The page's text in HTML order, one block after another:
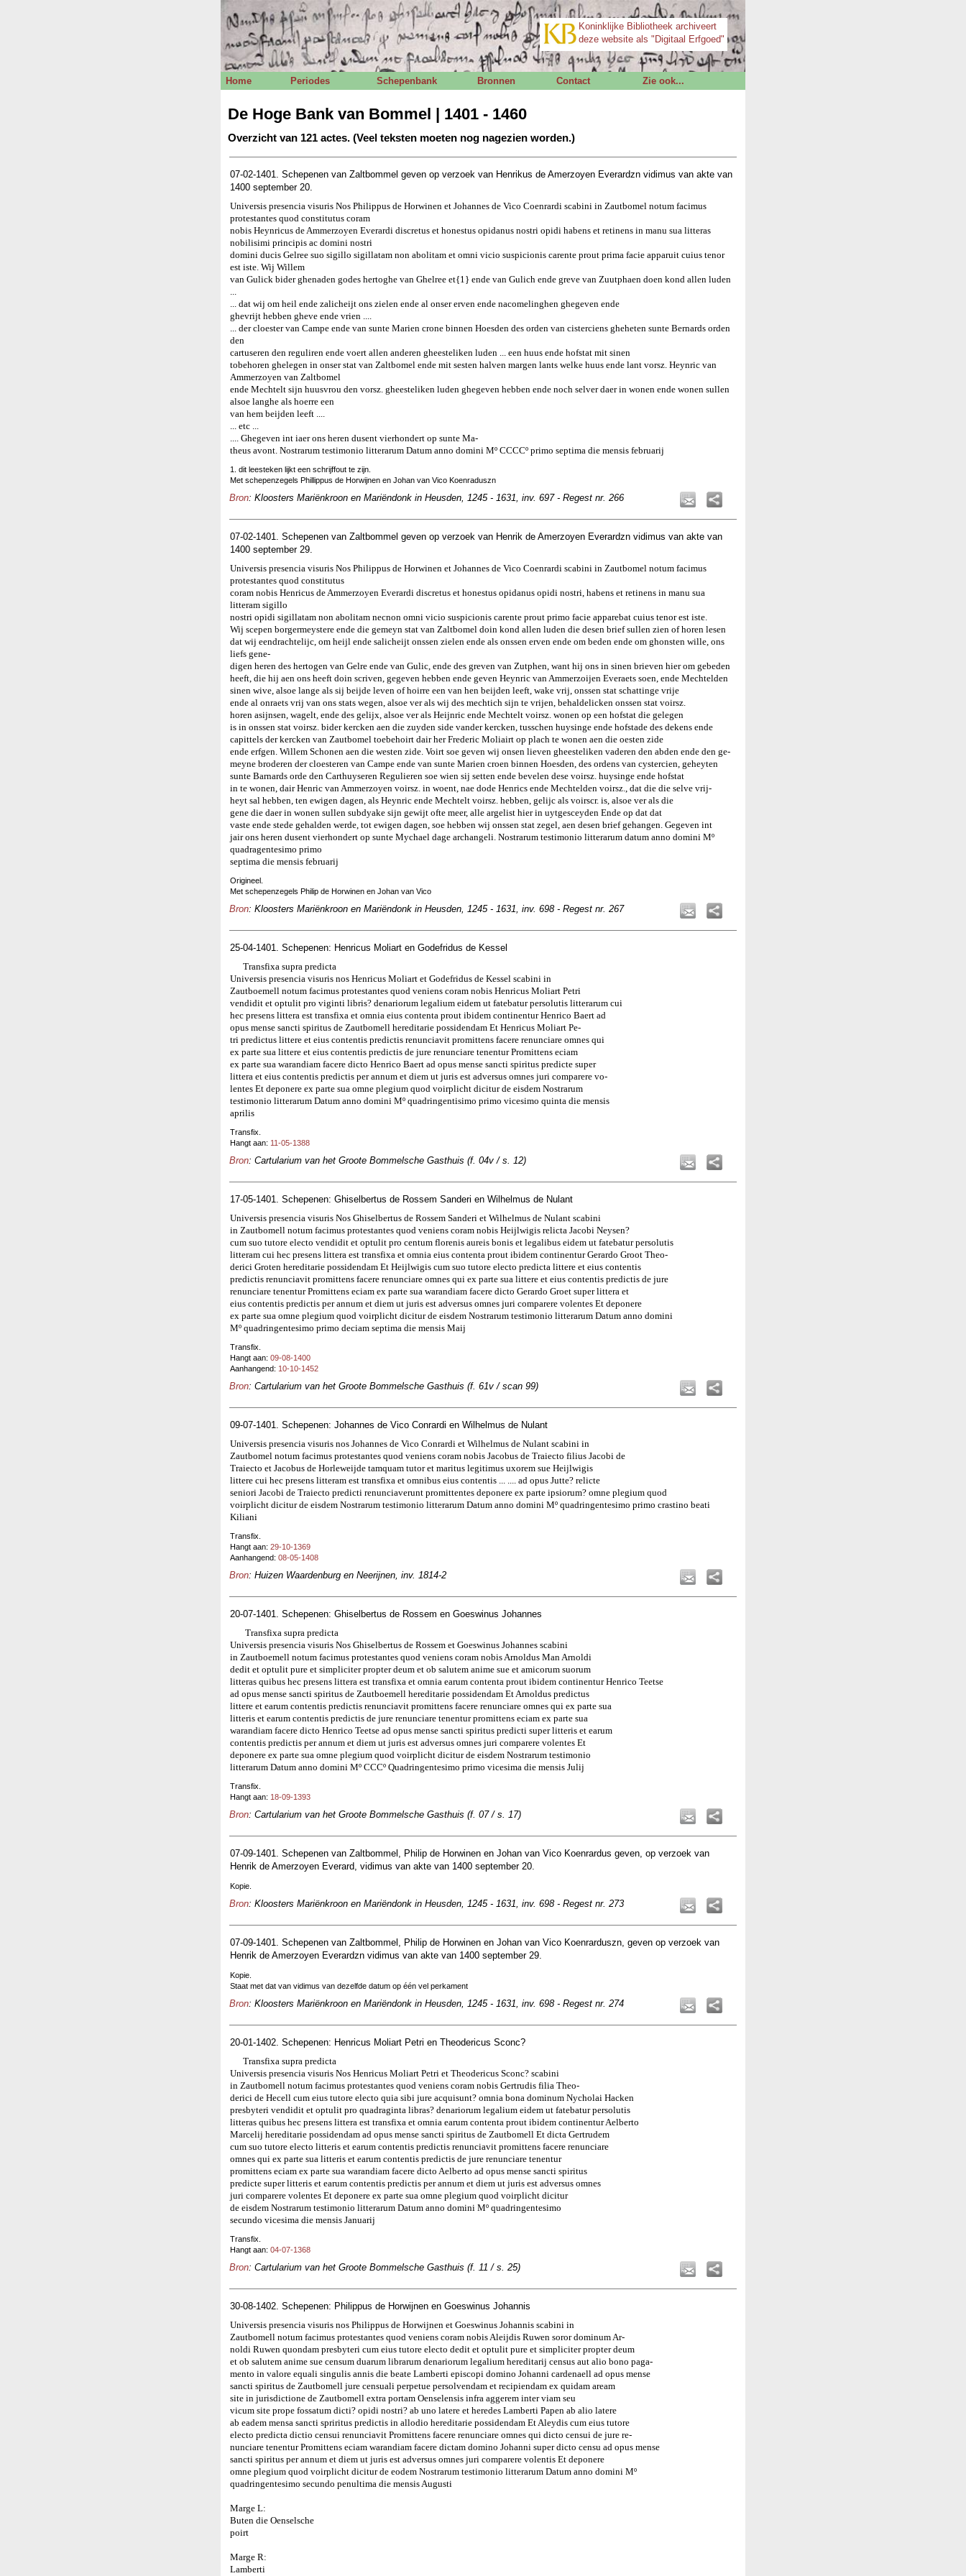
Koninklijke Bibliotheek archiveert
deze website als "Digitaal Erfgoed"
Home Periodes Schepenbank Bronnen Contact Zie ook...
De Hoge Bank van Bommel | 1401 - 1460
Overzicht van 121 actes. (Veel teksten moeten nog nagezien worden.)
07-02-1401. Schepenen van Zaltbommel geven op verzoek van Henrikus de Amerzoyen Everardzn vidimus van akte van
1400 september 20.
Universis presencia visuris Nos Philippus de Horwinen et Johannes de Vico Coenrardi scabini in Zautbomel notum facimus
protestantes quod constitutus coram
nobis Heynricus de Ammerzoyen Everardi discretus et honestus opidanus nostri opidi habens et retinens in manu sua litteras
nobilisimi principis ac domini nostri
domini ducis Gelree suo sigillo sigillatam non abolitam et omni vicio suspicionis carente prout prima facie apparuit cuius tenor
est iste. Wij Willem
van Gulick bider ghenaden godes hertoghe van Ghelree et{1} ende van Gulich ende greve van Zuutphaen doen kond allen luden
...
... dat wij om heil ende zalicheijt ons zielen ende al onser erven ende nacomelinghen ghegeven ende
ghevrijt hebben gheve ende vrien ....
... der cloester van Campe ende van sunte Marien crone binnen Hoesden des orden van cisterciens gheheten sunte Bernards orden
den
cartuseren den reguliren ende voert allen anderen gheesteliken luden ... een huus ende hofstat mit sinen
tobehoren ghelegen in onser stat van Zaltbomel ende mit sesten halven margen lants welke huus ende lant vorsz. Heynric van
Ammerzoyen van Zaltbomel
ende Mechtelt sijn huusvrou den vorsz. gheesteliken luden ghegeven hebben ende noch selver daer in wonen ende wonen sullen
alsoe langhe als hoerre een
van hem beijden leeft ....
... etc ...
.... Ghegeven int iaer ons heren dusent vierhondert op sunte Ma-
theus avont. Nostrarum testimonio litterarum Datum anno domini Mº CCCCº primo septima die mensis februarij
1. dit leesteken lijkt een schrijffout te zijn.
Met schepenzegels Phillippus de Horwijnen en Johan van Vico Koenraduszn
Bron: Kloosters Mariënkroon en Mariëndonk in Heusden, 1245 - 1631, inv. 697 - Regest nr. 266
07-02-1401. Schepenen van Zaltbommel geven op verzoek van Henrik de Amerzoyen Everardzn vidimus van akte van
1400 september 29.
Universis presencia visuris Nos Philippus de Horwinen et Johannes de Vico Coenrardi scabini in Zautbomel notum facimus
protestantes quod constitutus
coram nobis Henricus de Ammerzoyen Everardi discretus et honestus opidanus opidi nostri, habens et retinens in manu sua
litteram sigillo
nostri opidi sigillatam non abolitam necnon omni vicio suspicionis carente prout primo facie apparebat cuius tenor est iste.
Wij scepen borgermeystere ende die gemeyn stat van Zaltbomel doin kond allen luden die desen brief sullen zien of horen lesen
dat wij eendrachtelijc, om heijl ende salicheijt onssen zielen ende als onssen erven ende om beden ende om ghonsten wille, ons
liefs gene-
digen heren des hertogen van Gelre ende van Gulic, ende des greven van Zutphen, want hij ons in sinen brieven hier om gebeden
heeft, die hij aen ons heeft doin scriven, gegeven hebben ende geven Heynric van Ammerzoijen Everaets soen, ende Mechtelden
sinen wive, alsoe lange als sij beijde leven of hoirre een van hen beijden leeft, wake vrij, onssen stat schattinge vrije
ende al onraets vrij van ons stats wegen, alsoe ver als wij des mechtich sijn te vrijen, behaldelicken onssen stat voirsz.
horen asijnsen, wagelt, ende des gelijx, alsoe ver als Heijnric ende Mechtelt voirsz. wonen op een hofstat die gelegen
is in onssen stat voirsz. bider kercken aen die zuyden side vander kercken, tusschen huysinge ende hofstade des dekens ende
capittels der kercken van Zautbomel toebehoirt dair her Frederic Moliairt op plach te wonen aen die oesten zide
ende erfgen. Willem Schonen aen die westen zide. Voirt soe geven wij onsen lieven gheesteliken vaderen den abden ende den ge-
meyne broderen der cloesteren van Campe ende van sunte Marien croen binnen Hoesden, des ordens van cystercien, geheyten
sunte Barnards orde den Carthuyseren Regulieren soe wien sij setten ende bevelen dese voirsz. huysinge ende hofstat
in te wonen, dair Henric van Ammerzoyen voirsz. in woent, nae dode Henrics ende Mechtelden voirsz., dat die die selve vrij-
heyt sal hebben, ten ewigen dagen, als Heynric ende Mechtelt voirsz. hebben, gelijc als voirscr. is, alsoe ver als die
gene die daer in wonen sullen subdyake sijn gewijt ofte meer, alle argelist hier in uytgesceyden Ende op dat dat
vaste ende stede gehalden werde, tot ewigen dagen, soe hebben wij onssen stat zegel, aen desen brief gehangen. Gegeven int
jair ons heren dusent vierhondert op sunte Mychael dage archangeli. Nostrarum testimonio litterarum datum anno domini Mº
quadragentesimo primo
septima die mensis februarij
Origineel.
Met schepenzegels Philip de Horwinen en Johan van Vico
Bron: Kloosters Mariënkroon en Mariëndonk in Heusden, 1245 - 1631, inv. 698 - Regest nr. 267
25-04-1401. Schepenen: Henricus Moliart en Godefridus de Kessel
Transfixa supra predicta
Universis presencia visuris nos Henricus Moliart et Godefridus de Kessel scabini in
Zautboemell notum facimus protestantes quod veniens coram nobis Henricus Moliart Petri
vendidit et optulit pro viginti libris? denariorum legalium eidem ut fatebatur persolutis litterarum cui
hec presens littera est transfixa et omnia eius contenta prout ibidem continentur Henrico Baert ad
opus mense sancti spiritus de Zautbomell hereditarie possidendam Et Henricus Moliart Pe-
tri predictus littere et eius contentis predictis renunciavit promittens facere renunciare omnes qui
ex parte sua littere et eius contentis predictis de jure renunciare tenentur Promittens eciam
ex parte sua warandiam facere dicto Henrico Baert ad opus mense sancti spiritus predicte super
littera et eius contentis predictis per annum et diem ut juris est adversus omnes juri comparere vo-
lentes Et deponere ex parte sua omne plegium quod voirplicht dicitur de eisdem Nostrarum
testimonio litterarum Datum anno domini Mº quadringentisimo primo vicesimo quinta die mensis
aprilis
Transfix.
Hangt aan: 11-05-1388
Bron: Cartularium van het Groote Bommelsche Gasthuis (f. 04v / s. 12)
17-05-1401. Schepenen: Ghiselbertus de Rossem Sanderi en Wilhelmus de Nulant
Universis presencia visuris Nos Ghiselbertus de Rossem Sanderi et Wilhelmus de Nulant scabini
in Zautbomell notum facimus protestantes quod veniens coram nobis Heijlwigis relicta Jacobi Neysen?
cum suo tutore electo vendidit et optulit pro centum florenis aureis bonis et legalibus eidem ut fatebatur persolutis
litteram cui hec presens littera est transfixa et omnia eius contenta prout ibidem continentur Gerardo Groot Theo-
derici Groten hereditarie possidendam Et Heijlwigis cum suo tutore electo predicta littere et eius contentis
predictis renunciavit promittens facere renunciare omnes qui ex parte sua littere et eius contentis predictis de jure
renunciare tenentur Promittens eciam ex parte sua warandiam facere dicto Gerardo Groet super littera et
eius contentis predictis per annum et diem ut juris est adversus omnes juri comparere volentes Et deponere
ex parte sua omne plegium quod voirplicht dicitur de eisdem Nostrarum testimonio litterarum Datum anno domini
Mº quadringentesimo primo deciam septima die mensis Maij
Transfix.
Hangt aan: 09-08-1400
Aanhangend: 10-10-1452
Bron: Cartularium van het Groote Bommelsche Gasthuis (f. 61v / scan 99)
09-07-1401. Schepenen: Johannes de Vico Conrardi en Wilhelmus de Nulant
Universis presencia visuris nos Johannes de Vico Conrardi et Wilhelmus de Nulant scabini in
Zautbomel notum facimus protestantes quod veniens coram nobis Jacobus de Traiecto filius Jacobi de
Traiecto et Jacobus de Horleweijde tamquam tutor et maritus legitimus uxorem sue Heijlwigis
littere cui hec presens litteram est transfixa et omnibus eius contentis ... .... ad opus Jutte? relicte
seniori Jacobi de Traiecto predicti renunciaverunt promittentes deponere ex parte ipsiorum? omne plegium quod
voirplicht dicitur de eisdem Nostrarum testimonio litterarum Datum anno domini Mº quadringentesimo primo crastino beati
Kiliani
Transfix.
Hangt aan: 29-10-1369
Aanhangend: 08-05-1408
Bron: Huizen Waardenburg en Neerijnen, inv. 1814-2
20-07-1401. Schepenen: Ghiselbertus de Rossem en Goeswinus Johannes
Transfixa supra predicta
Universis presencia visuris Nos Ghiselbertus de Rossem et Goeswinus Johannes scabini
in Zautboemell notum facimus protestantes quod veniens coram nobis Arnoldus Man Arnoldi
dedit et optulit pure et simpliciter propter deum et ob salutem anime sue et amicorum suorum
litteras quibus hec presens littera est transfixa et omnia earum contenta prout ibidem continentur Henrico Teetse
ad opus mense sancti spiritus de Zautboemell hereditarie possidendam Et Arnoldus predictus
littere et earum contentis predictis renunciavit promittens facere renunciare omnes qui ex parte sua
litteris et earum contentis predictis de jure renunciare tenentur promittens eciam ex parte sua
warandiam facere dicto Henrico Teetse ad opus mense sancti spiritus predicti super litteris et earum
contentis predictis per annum et diem ut juris est adversus omnes juri comparere volentes Et
deponere ex parte sua omne plegium quod voirplicht dicitur de eisdem Nostrarum testimonio
litterarum Datum anno domini Mº CCCº Quadringentesimo primo vicesima die mensis Julij
Transfix.
Hangt aan: 18-09-1393
Bron: Cartularium van het Groote Bommelsche Gasthuis (f. 07 / s. 17)
07-09-1401. Schepenen van Zaltbommel, Philip de Horwinen en Johan van Vico Koenrardus geven, op verzoek van
Henrik de Amerzoyen Everard, vidimus van akte van 1400 september 20.
Kopie.
Bron: Kloosters Mariënkroon en Mariëndonk in Heusden, 1245 - 1631, inv. 698 - Regest nr. 273
07-09-1401. Schepenen van Zaltbommel, Philip de Horwinen en Johan van Vico Koenrarduszn, geven op verzoek van
Henrik de Amerzoyen Everardzn vidimus van akte van 1400 september 29.
Kopie.
Staat met dat van vidimus van dezelfde datum op één vel perkament
Bron: Kloosters Mariënkroon en Mariëndonk in Heusden, 1245 - 1631, inv. 698 - Regest nr. 274
20-01-1402. Schepenen: Henricus Moliart Petri en Theodericus Sconc?
Transfixa supra predicta
Universis presencia visuris Nos Henricus Moliart Petri et Theodericus Sconc? scabini
in Zautbomell notum facimus protestantes quod veniens coram nobis Gertrudis filia Theo-
derici de Hecell cum eius tutore electo quia sibi jure acquisunt? omnia bona dominum Nycholai Hacken
presbyteri vendidit et optulit pro quadraginta libras? denariorum legalium eidem ut fatebatur persolutis
litteras quibus hec presens littera est transfixa et omnia earum contenta prout ibidem continentur Aelberto
Marcelij hereditarie possidendam ad opus mense sancti spiritus de Zautbomell Et dicta Gertrudem
cum suo tutore electo litteris et earum contentis predictis renunciavit promittens facere renunciare
omnes qui ex parte sua litteris et earum contentis predictis de jure renunciare tenentur
promittens eciam ex parte sua warandiam facere dicto Aelberto ad opus mense sancti spiritus
predicte super litteris et earum contentis predictis per annum et diem ut juris est adversus omnes
juri comparere volentes Et deponere ex parte sua omne plegium quod voirplicht dicitur
de eisdem Nostrarum testimonio litterarum Datum anno domini Mº quadringentesimo
secundo vicesima die mensis Januarij
Transfix.
Hangt aan: 04-07-1368
Bron: Cartularium van het Groote Bommelsche Gasthuis (f. 11 / s. 25)
30-08-1402. Schepenen: Philippus de Horwijnen en Goeswinus Johannis
Universis presencia visuris nos Philippus de Horwijnen et Goeswinus Johannis scabini in
Zautbomell notum facimus protestantes quod veniens coram nobis Aleijdis Ruwen soror dominum Ar-
noldi Ruwen quondam presbyteri cum eius tutore electo dedit et optulit pure et simpliciter propter deum
et ob salutem anime sue censum duarum librarum denariorum legalium hereditarij census aut alio bono paga-
mento in valore equali singulis annis die beate Lamberti episcopi domino Johanni cardenaell ad opus mense
sancti spiritus de Zautbomell jure censuali perpetue persolvendam et recipiendam ex quidam aream
site in jurisdictione de Zautbomell extra portam Oenselensis infra aggerem inter viam seu
vicum site prope fossatum dicti? opidi nostri? ab uno latere et heredes Lamberti Papen ab alio latere
ab eadem mensa sancti spriritus predictis in allodio hereditarie possidendam Et Aleydis cum eius tutore
electo predicta dictio censui renunciavit Promittens facere renunciare omnes qui dicto censui de jure re-
nunciare tenentur Promittens eciam warandiam facere dictam domino Johanni super dicto censu ad opus mense
sancti spiritus per annum et diem ut juris est adversus omnes juri comparere volentis Et deponere
omne plegium quod voirplicht dicitur de eodem Nostrarum testimonio litterarum Datum anno domini Mº
quadringentesimo secundo penultima die mensis Augusti
Marge L:
Buten die Oenselsche
poirt
Marge R:
Lamberti